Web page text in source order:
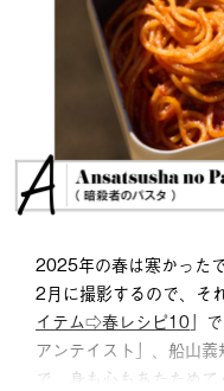
2025年の春は寒かった
2月に撮影するので、そ
イテム⇨春レシピ10」
アンテイスト」、船山
で、身も心もあたためて